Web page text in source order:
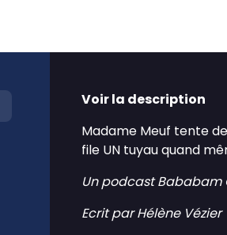
Voir la description
Madame Meuf tente
file UN tuyau quand
Un podcast Bababam
Ecrit par Hélène Vézier